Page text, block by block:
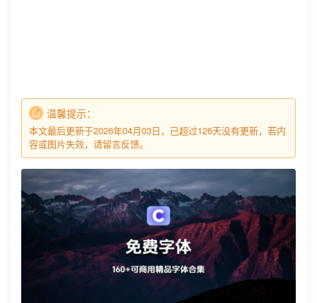
温馨提示：
本文最后更新于2026年04月03日，已超过126天没有更新，若内
容或图片失效，请留言反馈。